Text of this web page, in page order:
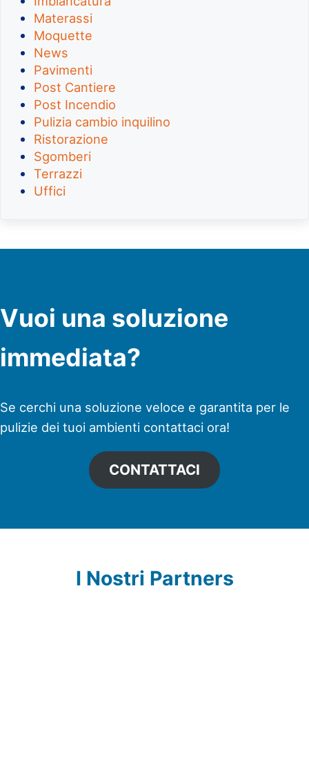
Materassi
Moquette
News
Pavimenti
Post Cantiere
Post Incendio
Pulizia cambio inquilino
Ristorazione
Sgomberi
Terrazzi
Uffici
Vuoi una soluzione
immediata?
Se cerchi una soluzione veloce e garantita per le
pulizie dei tuoi ambienti contattaci ora!
CONTATTACI
I Nostri Partners